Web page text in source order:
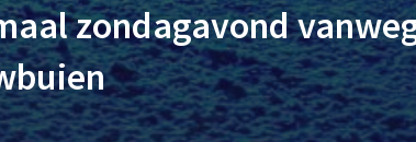
zondagavond